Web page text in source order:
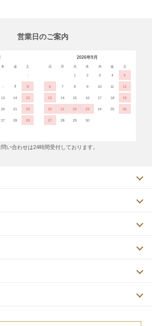
営業日のご案内
木 金 土
6 7 8
13 14 15
20 21 22
27 28 29
2026年9月
日 月 火 水 木 金 土
1 2 3 4 5
6 7 8 9 10 11 12
13 14 15 16 17 18 19
20 21 22 23 24 25 26
27 28 29 30
い合わせは24時間受付しております。